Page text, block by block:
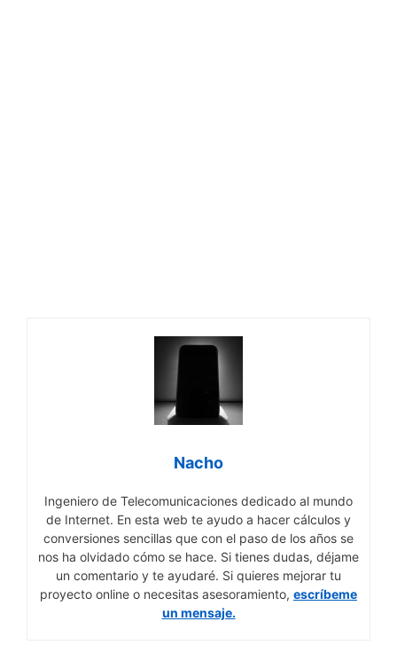
Nacho
Ingeniero de Telecomunicaciones dedicado al mundo
de Internet. En esta web te ayudo a hacer cálculos y
conversiones sencillas que con el paso de los años se
nos ha olvidado cómo se hace. Si tienes dudas, déjame
un comentario y te ayudaré. Si quieres mejorar tu
proyecto online o necesitas asesoramiento, escríbeme
un mensaje.